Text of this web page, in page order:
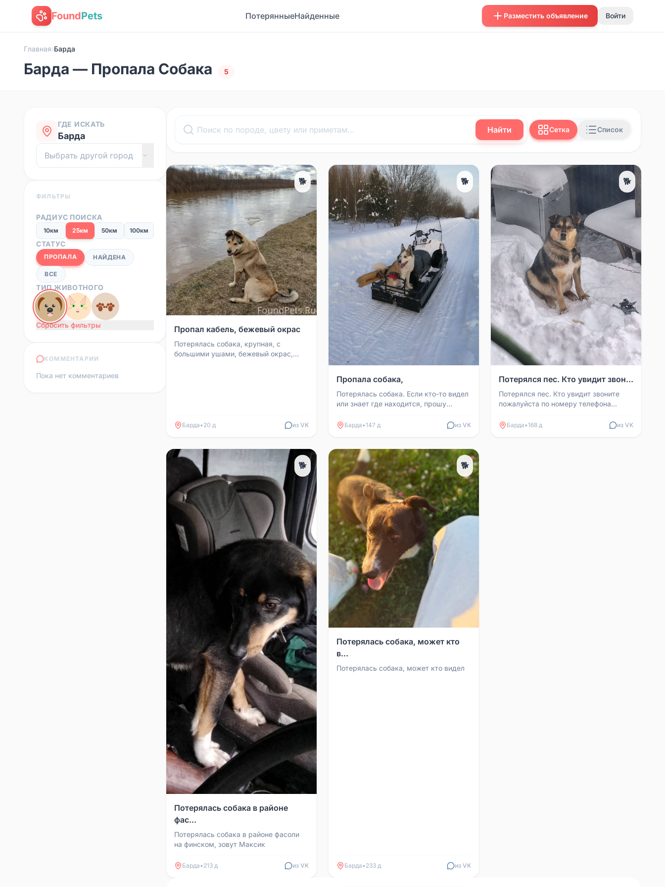
FoundPets ПотерянныеНайденные Разместить объявление Войти
Главная›Барда
Барда — Пропала Собака 5
ГДЕ ИСКАТЬ
Барда
ФИЛЬТРЫ
РАДИУС ПОИСКА
10км 25км 50км 100км
СТАТУС
ПРОПАЛА НАЙДЕНА
ВСЕ
ТИП ЖИВОТНОГО
Сбросить фильтры
КОММЕНТАРИИ
Пока нет комментариев
Найти Сетка Список
🐕
Пропал кабель, бежевый окрас
Потерялась собака, крупная, с
большими ушами, бежевый окрас,
Барда• 20 д из VK
🐕
Пропала собака,
Потерялась собака. Если кто-то видел
или знает где находится, прошу
или написать в личны...
Барда•147 д из VK
🐕
Потерялся пес. Кто увидит звон...
Потерялся пес. Кто увидит звоните
пожалуйста по номеру телефона
Барда•168 д из VK
🐕
Потерялась собака в районе
фас...
Потерялась собака в районе фасоли
на финском, зовут Максик
Барда• 213 д из VK
🐕
Потерялась собака, может кто
в...
Потерялась собака, может кто видел
Барда• 233 д из VK